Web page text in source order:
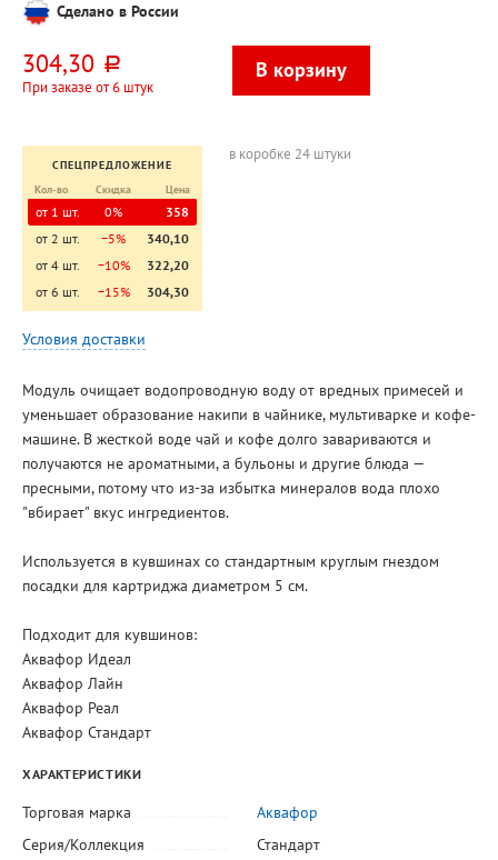
Сделано в России
304,30 руб.
При заказе от 6 штук
СПЕЦПРЕДЛОЖЕНИЕ
Кол-во
Скидка Цена
от 1 шт. 0%
358
от 2 шт.
−5%
340,10
от 4 шт.
−10%
322,20
от 6 шт.
−15% 304,30
в коробке 24 штуки
Условия доставки
Модуль очищает водопроводную воду от вредных примесей и
уменьшает образование накипи в чайнике, мультиварке и кофе-
машине. В жесткой воде чай и кофе долго завариваются и
получаются не ароматными, а бульоны и другие блюда —
пресными, потому что из-за избытка минералов вода плохо
"вбирает" вкус ингредиентов.
Используется в кувшинах со стандартным круглым гнездом
посадки для картриджа диаметром 5 см.
Подходит для кувшинов:
Аквафор Идеал
Аквафор Лайн
Аквафор Реал
Аквафор Стандарт
ХАРАКТЕРИСТИКИ
Торговая марка
Аквафор
Серия/Коллекция
Стандарт